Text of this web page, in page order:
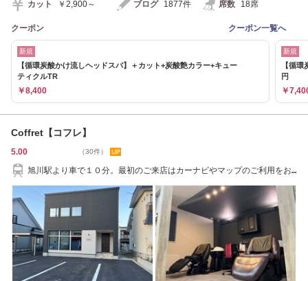
カット ￥2,900～ ブログ 1877件 席数 18席
クーポン クーポン一覧へ
新規
【循環炭酸かけ流しヘッドスパ】＋カット+炭酸艶カラー+キュー
ティクルTR
￥8,400
新規
【循
円
￥
Coffret【コフレ】
5.00 （30件）
旭川駅より車で１０分。最初のご来店はカーナビやマップのご利用をお